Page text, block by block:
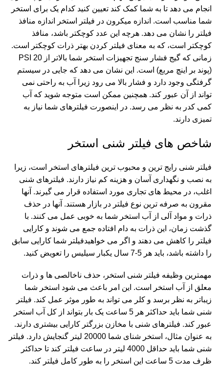
انجام می دهد تا به شما کمک کند تعیین کنید کدام یک برای استخر
شما مناسب است. اندازه میکرون در فیلتر استخر اندازه منافذ
فیلتر را نشان می دهد. هرچه این عدد کوچکتر باشد، منافذ
کوچکتر است، که به معنای فیلتر کردن بهتر ذرات کوچکتر است.
زمانی که گیج فشار سنج تجهیزات استخر
شما بالاتر از 20 PSI
(پوند بر اینچ مربع) است. این نشان می دهد که جایی در سیستم
گرفتگی وجود دارد و فشار بالا می رود زیرا آب به راحتی نمی
تواند از آن عبور کند. همچنین ممکن است متوجه شوید که آب
کمی کدر به نظر می رسد. در اینصورت فیلترهای شما نیاز به
تمیزی دارند.
شاخص های فیلتر شنی استخر
فیلتر شنی رایج ترین و محبوب ترین فیلترهای استخر است، زیرا
به نصب و نگهداری آسان و هزینه کم نیاز دارند. فیلترهای شنی
اغلب، در محیط های تجاری مورد استفاده قرار می گیرند. آنها
مقرون به صرفه ترین نوع فیلتر در بازار هستند. آنها در حذف
ذرات و مواد آلی از آب استخر شما به خوبی عمل می کنند. با
گذشت زمان، این ذرات به دام افتاده جمع می شوند و کارایی
فیلتر را کاهش می دهند و اگر می خواهیدفیلتر شما کارایی سابق
را داشته باشد، باید هر 5-7 سال یکبار سیلیس را تعویض کنید.
مهمترین وظیفه فیلتر شنی استخر، حذف ناخالصی ها و ذرات
معلق از آب استخر است. این امر باعث می شود استخر شما
زیباتر به نظر برسد و کلر می تواند به طور موثر عمل کند. فیلتر
شنی شما باید حداکثر هر 5 ساعت یک بار بتواند از کل آب استخر
عبور کند. فیلترهای شنی با مخازن بزرگتر کارایی بیشتری دارند.
به عنوان مثال، استخر شنای شما 20000 لیتر گنجایش دارد. فیلتر
شنی شما باید حداقل 4000 لیتر در ساعت فیلتر کند تا حداکثر
ظرف مدت 5 ساعت این استخر را به طور کامل فیلتر کند.